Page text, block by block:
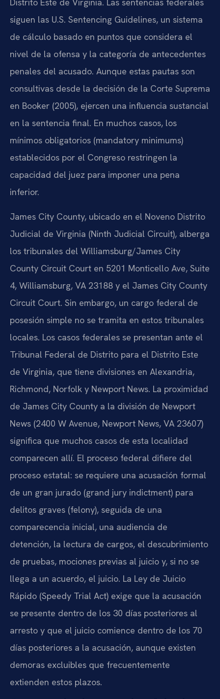
Distrito Este de Virginia. Las sentencias federales
siguen las U.S. Sentencing Guidelines, un sistema
de cálculo basado en puntos que considera el
nivel de la ofensa y la categoría de antecedentes
penales del acusado. Aunque estas pautas son
consultivas desde la decisión de la Corte Suprema
en Booker (2005), ejercen una influencia sustancial
en la sentencia final. En muchos casos, los
mínimos obligatorios (mandatory minimums)
establecidos por el Congreso restringen la
capacidad del juez para imponer una pena
inferior.
James City County, ubicado en el Noveno Distrito
Judicial de Virginia (Ninth Judicial Circuit), alberga
los tribunales del Williamsburg/James City
County Circuit Court en 5201 Monticello Ave, Suite
4, Williamsburg, VA 23188 y el James City County
Circuit Court. Sin embargo, un cargo federal de
posesión simple no se tramita en estos tribunales
locales. Los casos federales se presentan ante el
Tribunal Federal de Distrito para el Distrito Este
de Virginia, que tiene divisiones en Alexandria,
Richmond, Norfolk y Newport News. La proximidad
de James City County a la división de Newport
News (2400 W Avenue, Newport News, VA 23607)
significa que muchos casos de esta localidad
comparecen allí. El proceso federal difiere del
proceso estatal: se requiere una acusación formal
de un gran jurado (grand jury indictment) para
delitos graves (felony), seguida de una
comparecencia inicial, una audiencia de
detención, la lectura de cargos, el descubrimiento
de pruebas, mociones previas al juicio y, si no se
llega a un acuerdo, el juicio. La Ley de Juicio
Rápido (Speedy Trial Act) exige que la acusación
se presente dentro de los 30 días posteriores al
arresto y que el juicio comience dentro de los 70
días posteriores a la acusación, aunque existen
demoras excluibles que frecuentemente
extienden estos plazos.